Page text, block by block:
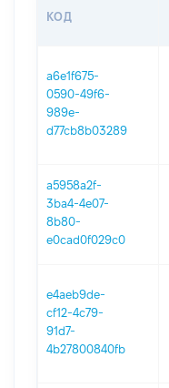
КОД
a6e1f675-
0590-49f6-
989e-
d77cb8b03289
a5958a2f-
3ba4-4e07-
8b80-
e0cad0f029c0
e4aeb9de-
cf12-4c79-
91d7-
4b27800840fb